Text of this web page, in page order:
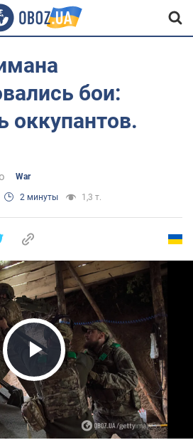
бои:
оккупантов.
War
2 минуты 1,3 т.
Play Video